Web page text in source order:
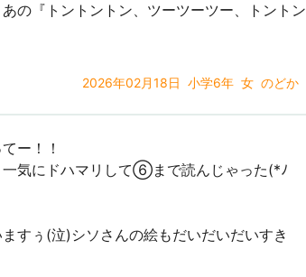
の『トントントン、ツーツーツー、トントン
2026年02月18日 小学6年 女 のどか
ー！！
一気にドハマリして⑥まで読んじゃった(*ﾉ
すぅ(泣)シソさんの絵もだいだいだいすき